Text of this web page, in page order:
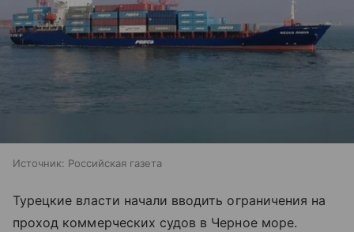
Источник: Российская газета
Турецкие власти начали вводить ограничения на
проход коммерческих судов в Черное море.